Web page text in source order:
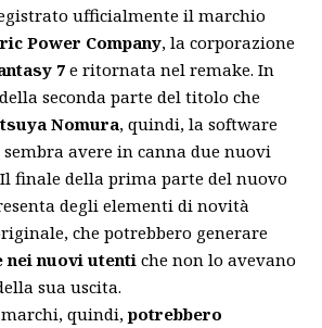
ufficialmente il marchio
Power Company, la corporazione
7 e ritornata nel remake. In
seconda parte del titolo che
Nomura, quindi, la software
sembra avere in canna due nuovi
finale della prima parte del nuovo
degli elementi di novità
che potrebbero generare
nei nuovi utenti che non lo avevano
sua uscita.
marchi, quindi,potrebbero